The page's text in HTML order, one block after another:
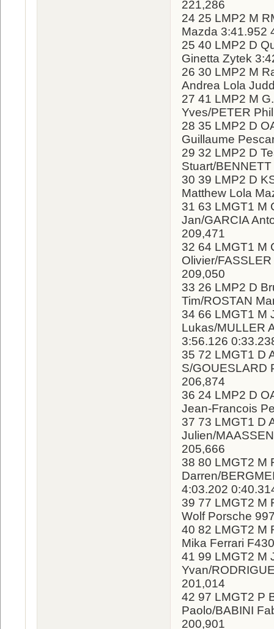
221,286
24 25 LMP2 M
Mazda 3:41.952
25 40 LMP2 D
Ginetta Zytek
26 30 LMP2 M
Andrea Lola
27 41 LMP2 M
Yves/PETER
28 35 LMP2 D
Guillaume
29 32 LMP2 D
Stuart/
30 39 LMP2 D
Matthew Lola
31 63 LMGT1 M
Jan/GARCIA
209,471
32 64 LMGT1 M
Olivier/
209,050
33 26 LMP2 D
Tim/ROSTAN
34 66 LMGT1 M
Lukas/MULLER
3:56.126
35 72 LMGT1 D
S/GOUESLARD
206,874
36 24 LMP2 D
Jean-Francois
37 73 LMGT1 D
Julien/
205,666
38 80 LMGT2 M
Darren/
4:03.202
39 77 LMGT2 M
Wolf Porsche
40 82 LMGT2 M
Mika Ferrari
41 99 LMGT2 M
Yvan/
201,014
42 97 LMGT2 P
Paolo/BABINI
200,901